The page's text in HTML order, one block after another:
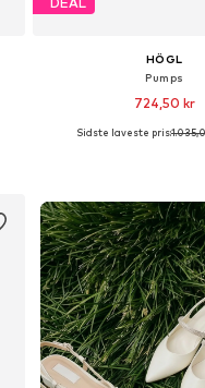
HÖGL
Pumps
724,50 kr
Fås i mange
Sidste laveste pris: